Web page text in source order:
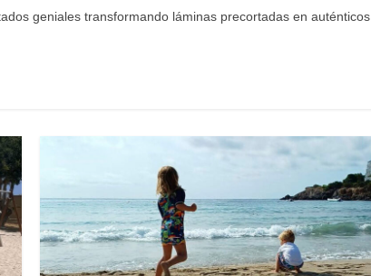
geniales transformando láminas precortadas en auténticos